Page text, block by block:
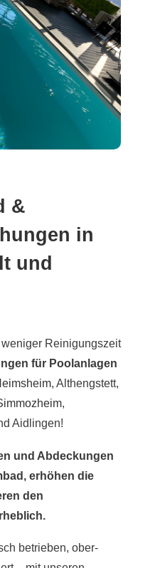
&
in
und
Reinigungszeit
für Poolanlagen
, Althengstett,
,
Aidlingen!
und Abdeckungen
erhöhen die
den
betrieben, ober-